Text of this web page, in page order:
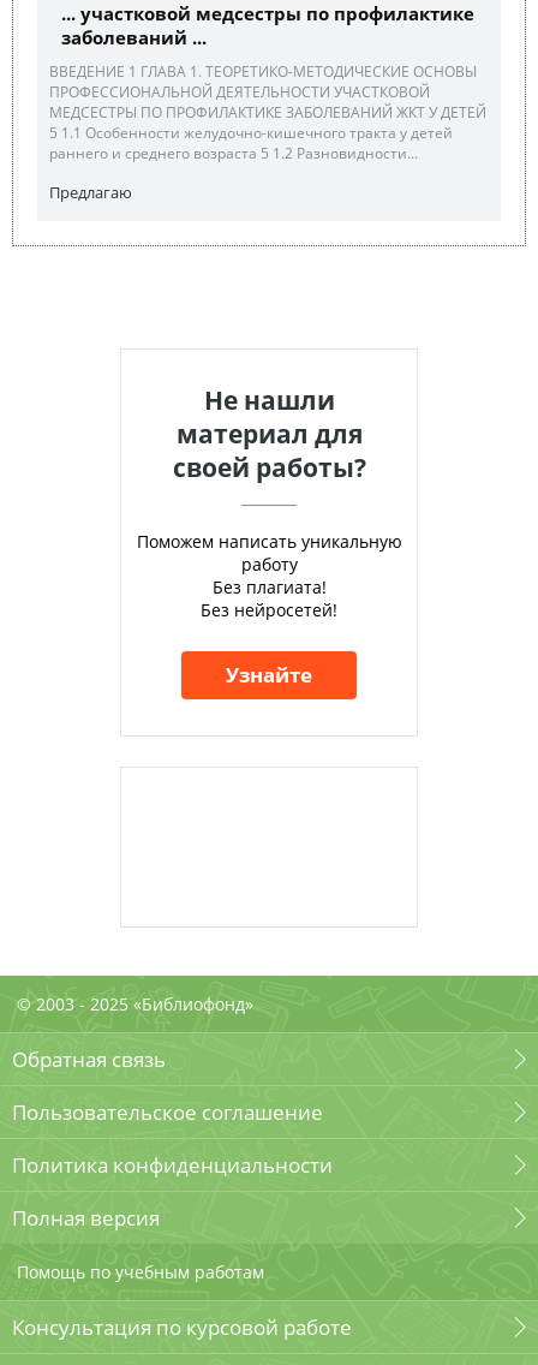
... участковой медсестры по профилактике
заболеваний ...
ВВЕДЕНИЕ 1 ГЛАВА 1. ТЕОРЕТИКО-МЕТОДИЧЕСКИЕ ОСНОВЫ
ПРОФЕССИОНАЛЬНОЙ ДЕЯТЕЛЬНОСТИ УЧАСТКОВОЙ
МЕДСЕСТРЫ ПО ПРОФИЛАКТИКЕ ЗАБОЛЕВАНИЙ ЖКТ У ДЕТЕЙ
5 1.1 Особенности желудочно-кишечного тракта у детей
раннего и среднего возраста 5 1.2 Разновидности...
Предлагаю
Не нашли
материал для
своей работы?
Поможем написать уникальную
работу
Без плагиата!
Без нейросетей!
Узнайте
© 2003 - 2025 «Библиофонд»
Обратная связь
Пользовательское соглашение
Политика конфиденциальности
Полная версия
Помощь по учебным работам
Консультация по курсовой работе